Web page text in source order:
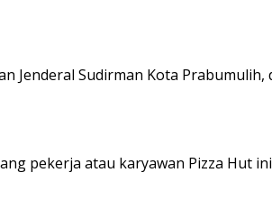
Jenderal Sudirman Kota
pekerja atau karyawan Pizza Hut